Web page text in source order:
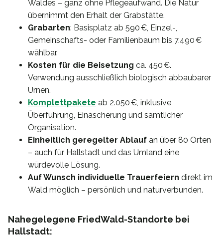
Waldes – ganz ohne Pflegeaufwand. Die Natur
übernimmt den Erhalt der Grabstätte.
Grabarten: Basisplatz ab 590 €, Einzel-,
Gemeinschafts- oder Familienbaum bis 7.490 €
wählbar.
Kosten für die Beisetzung ca. 450 €.
Verwendung ausschließlich biologisch abbaubarer
Urnen.
Komplettpakete ab 2.050 €, inklusive
Überführung, Einäscherung und sämtlicher
Organisation.
Einheitlich geregelter Ablauf an über 80 Orten
– auch für Hallstadt und das Umland eine
würdevolle Lösung.
Auf Wunsch individuelle Trauerfeiern direkt im
Wald möglich – persönlich und naturverbunden.
Nahegelegene FriedWald-Standorte bei
Hallstadt: